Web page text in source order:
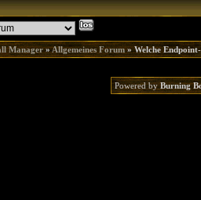
Manager»Allgemeines Forum»Welche
Powered byBurning